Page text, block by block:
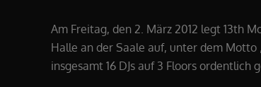
Am Freitag, den 2. März 2012 legt 13th
Halle an der Saale auf, unter dem Motto
insgesamt 16 DJs auf 3 Floors ordentlich